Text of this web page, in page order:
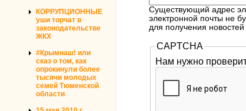
КОРРУПЦИОННЫЕ
уши торчат в
законодательстве
ЖКХ
#Крымнаш! или
сказ о том, как
опрокинули более
тысячи молодых
семей Тюменской
области
Существующий адрес
электронной почты не
для получения
CAPTCHA
Нам нужно